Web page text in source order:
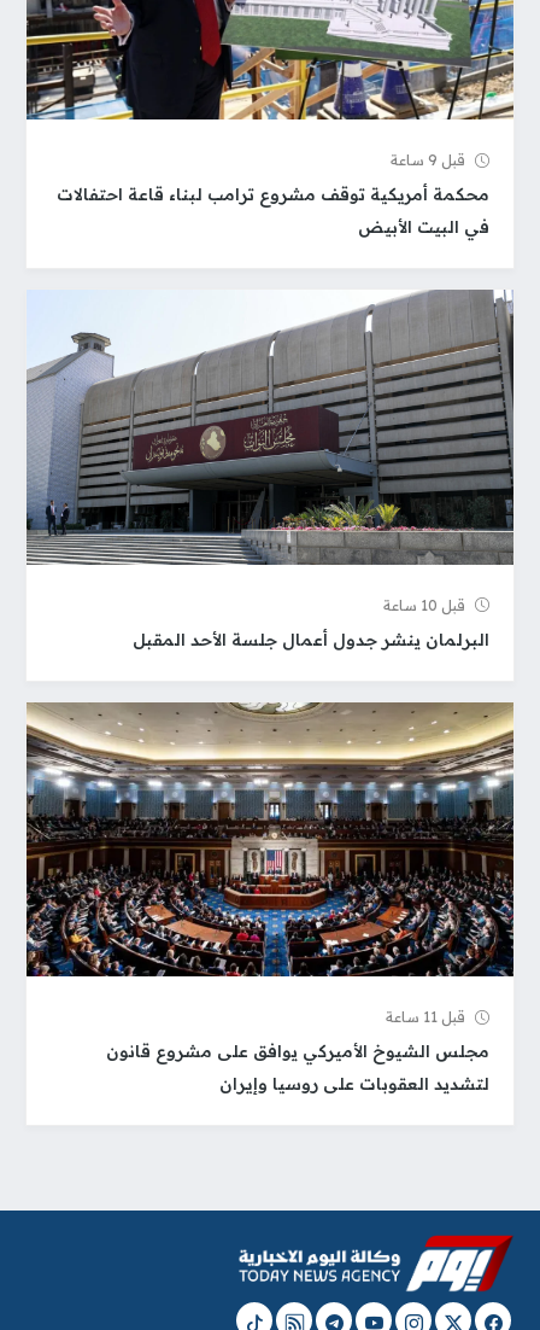
قبل 9 ساعة
محكمة أمريكية توقف مشروع ترامب لبناء قاعة احتفالات
في البيت الأبيض
قبل 10 ساعة
البرلمان ينشر جدول أعمال جلسة الأحد المقبل
قبل 11 ساعة
مجلس الشيوخ الأميركي يوافق على مشروع قانون
لتشديد العقوبات على روسيا وإيران